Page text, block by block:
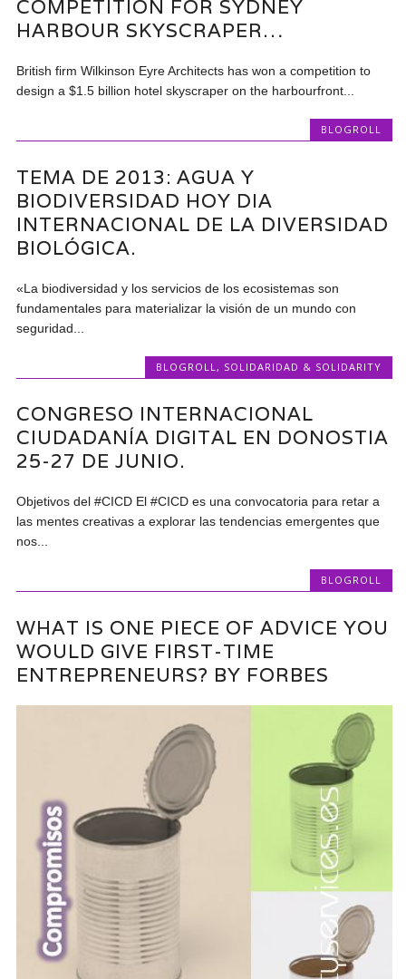
COMPETITION FOR SYDNEY
HARBOUR SKYSCRAPER…
British firm Wilkinson Eyre Architects has won a competition to
design a $1.5 billion hotel skyscraper on the harbourfront...
BLOGROLL
TEMA DE 2013: AGUA Y
BIODIVERSIDAD HOY DIA
INTERNACIONAL DE LA DIVERSIDAD
BIOLÓGICA.
«La biodiversidad y los servicios de los ecosistemas son
fundamentales para materializar la visión de un mundo con
seguridad...
BLOGROLL , SOLIDARIDAD & SOLIDARITY
CONGRESO INTERNACIONAL
CIUDADANÍA DIGITAL EN DONOSTIA
25-27 DE JUNIO.
Objetivos del #CICD El #CICD es una convocatoria para retar a
las mentes creativas a explorar las tendencias emergentes que
nos...
BLOGROLL
WHAT IS ONE PIECE OF ADVICE YOU
WOULD GIVE FIRST-TIME
ENTREPRENEURS? BY FORBES